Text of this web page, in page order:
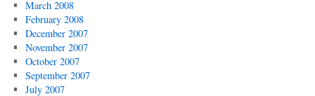
March 2008
February 2008
December 2007
November 2007
October 2007
September 2007
July 2007